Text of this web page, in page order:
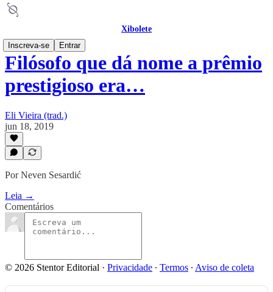
Xibolete
Inscreva-se
Entrar
Filósofo que dá nome a prêmio
prestigioso era…
Eli Vieira (trad.)
jun 18, 2019
Por Neven Sesardić
Leia →
Comentários
© 2026 Stentor Editorial · Privacidade ∙ Termos ∙ Aviso de coleta